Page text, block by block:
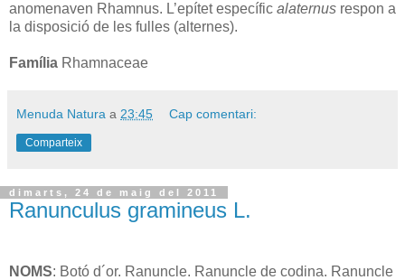
anomenaven Rhamnus. L’epítet específic alaternus respon a
la disposició de les fulles (alternes).
Família Rhamnaceae
Menuda Natura a 23:45 Cap comentari:
Comparteix
dimarts, 24 de maig del 2011
Ranunculus gramineus L.
NOMS: Botó d´or. Ranuncle. Ranuncle de codina. Ranuncle